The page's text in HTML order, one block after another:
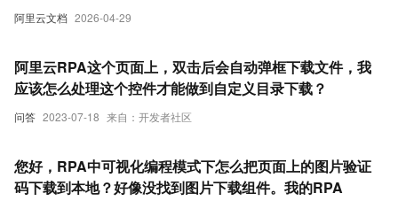
阿里云文档 2026-04-29
问答 2023-07-18 来自：开发者社区
阿里云RPA这个页面上，双击后会自动弹框下载文件，我
应该怎么处理这个控件才能做到自定义目录下载？
您好，RPA中可视化编程模式下怎么把页面上的图片验证
码下载到本地？好像没找到图片下载组件。我的RPA